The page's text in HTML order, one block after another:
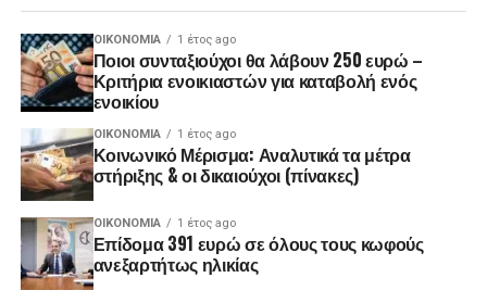
ΟΙΚΟΝΟΜΊΑ 1 έτος ago
Ποιοι συνταξιούχοι θα λάβουν 250 ευρώ –
Κριτήρια ενοικιαστών για καταβολή ενός
ενοικίου
ΟΙΚΟΝΟΜΊΑ 1 έτος ago
Κοινωνικό Μέρισμα: Αναλυτικά τα μέτρα
στήριξης & οι δικαιούχοι (πίνακες)
ΟΙΚΟΝΟΜΊΑ 1 έτος ago
Επίδομα 391 ευρώ σε όλους τους κωφούς
ανεξαρτήτως ηλικίας